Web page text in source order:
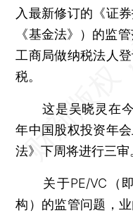
入最新修订的《证
《基金法》）的监
工商局做纳税法人
税。
这是吴晓灵在今
年中国股权投资年
法》下周将进行三审
关于PE/VC（即
构）的监管问题，